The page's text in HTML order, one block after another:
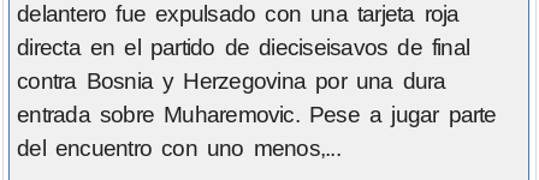
delantero fue expulsado con una tarjeta roja
directa en el partido de dieciseisavos de final
contra Bosnia y Herzegovina por una dura
entrada sobre Muharemovic. Pese a jugar parte
del encuentro con uno menos,...